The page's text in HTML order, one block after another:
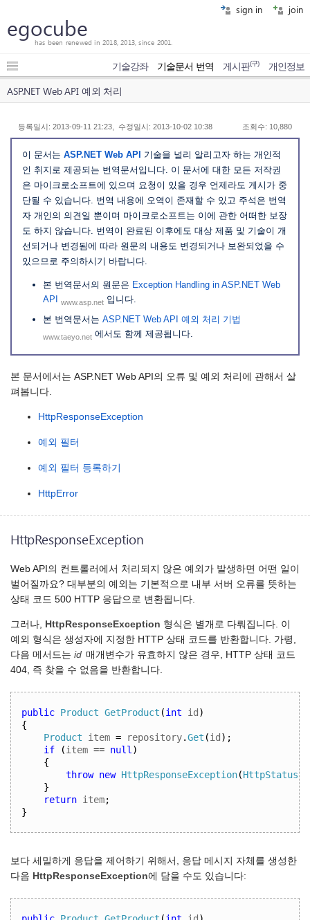
sign in join
egocube
has been renewed in 2018, 2013, since 2001.
기술강좌 기술문서 번역 게시판(구) 개인정보
ASP.NET Web API 예외 처리
등록일시: 2013-09-11 21:23, 수정일시: 2013-10-02 10:38 조회수: 10,880
이 문서는 ASP.NET Web API 기술을 널리 알리고자 하는 개인적
인 취지로 제공되는 번역문서입니다. 이 문서에 대한 모든 저작권
은 마이크로소프트에 있으며 요청이 있을 경우 언제라도 게시가 중
단될 수 있습니다. 번역 내용에 오역이 존재할 수 있고 주석은 번역
자 개인의 의견일 뿐이며 마이크로소프트는 이에 관한 어떠한 보장
도 하지 않습니다. 번역이 완료된 이후에도 대상 제품 및 기술이 개
선되거나 변경됨에 따라 원문의 내용도 변경되거나 보완되었을 수
있으므로 주의하시기 바랍니다.
본 번역문서의 원문은 Exception Handling in ASP.NET Web
API
www.asp.net 입니다.
본 번역문서는 ASP.NET Web API 예외 처리 기법
www.taeyo.net 에서도 함께 제공됩니다.
본 문서에서는 ASP.NET Web API의 오류 및 예외 처리에 관해서 살
펴봅니다.
HttpResponseException
예외 필터
예외 필터 등록하기
HttpError
HttpResponseException
Web API의 컨트롤러에서 처리되지 않은 예외가 발생하면 어떤 일이
벌어질까요? 대부분의 예외는 기본적으로 내부 서버 오류를 뜻하는
상태 코드 500 HTTP 응답으로 변환됩니다.
그러나, HttpResponseException 형식은 별개로 다뤄집니다. 이
예외 형식은 생성자에 지정한 HTTP 상태 코드를 반환합니다. 가령,
다음 메서드는 id 매개변수가 유효하지 않은 경우, HTTP 상태 코드
404, 즉 찾을 수 없음을 반환합니다.
public Product GetProduct (int id )
{
Product item = repository.Get (id );
if
(item == null )
{
throw new HttpResponseException(
}
return item;
}
보다 세밀하게 응답을 제어하기 위해서, 응답 메시지 자체를 생성한
다음 HttpResponseException에 담을 수도 있습니다: